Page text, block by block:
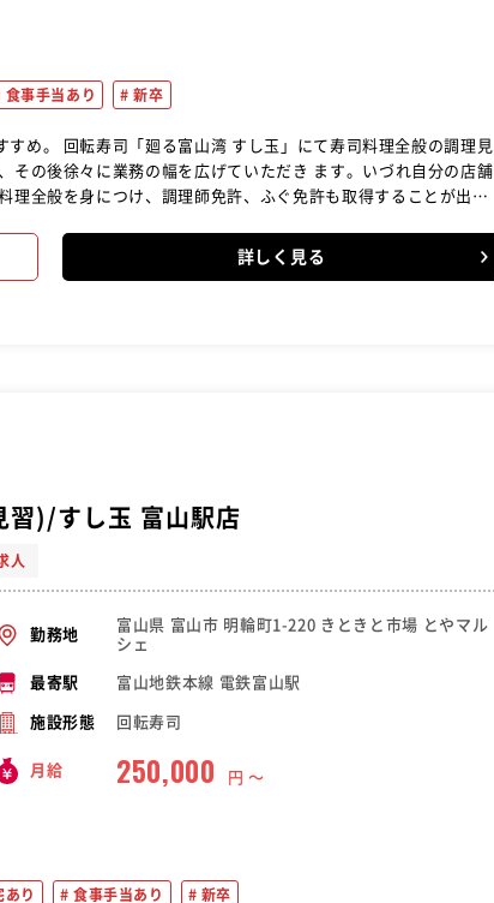
食事手当あり 新卒
全般の調理見
その後徐々に業務の幅を広げていただき ます。いづれ自分の店舗
理全般を身につけ、調理師免許、ふぐ免許も取得することが出来
。●２０１６年全国４位、２０１７年全国２位
詳しく見る
習)/すし玉 富山駅店
人
勤務地
富山県 富山市 明輪町1-220 きときと市場 とやマル
シェ
最寄駅 富山地鉄本線 電鉄富山駅
施設形態 回転寿司
月給 250,000 円 〜
あり 食事手当あり 新卒